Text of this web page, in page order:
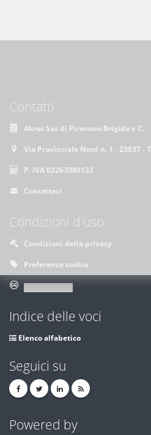
Contatti
Akros Sas di Pirovano Brigida e C.
Via Provinciale Nord n. 1 - 23837 -
P. IVA 02263080133
Contattaci
Condizioni d'uso
Condizioni della privacy
Preferenze cookie
Indice delle voci
Elenco alfabetico
Seguici su
Powered by